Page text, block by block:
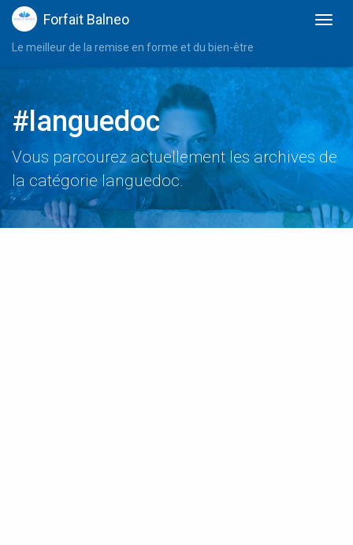
Forfait Balneo
Le meilleur de la remise en forme et du bien-être
#languedoc
Vous parcourez actuellement les archives de
la catégorie languedoc.